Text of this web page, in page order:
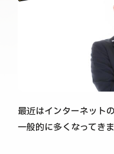
最近はインターネット
一般的に多くなってきま